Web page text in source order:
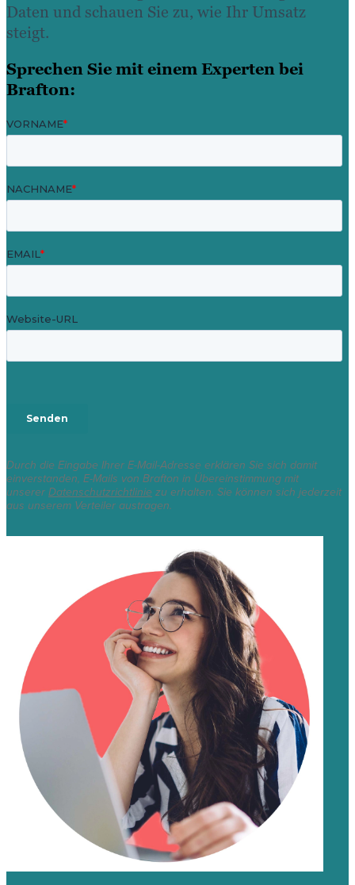
Daten und schauen Sie zu, wie Ihr Umsatz
steigt.
Sprechen Sie mit einem Experten bei
Brafton:
Durch die Eingabe Ihrer E-Mail-Adresse erklären Sie sich damit
einverstanden, E-Mails von Brafton in Übereinstimmung mit
unsererDatenschutzrichtlinie zu erhalten. Sie können sich jederzeit
aus unserem Verteiler austragen.